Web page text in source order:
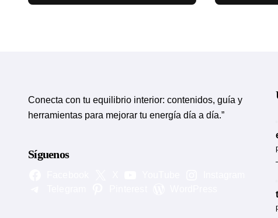
Conecta con tu equilibrio interior: contenidos, guía y
herramientas para mejorar tu energía día a día.”
Síguenos